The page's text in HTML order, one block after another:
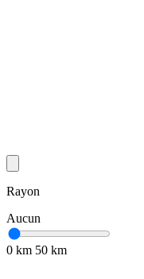
Rayon
Aucun
0 km 50 km